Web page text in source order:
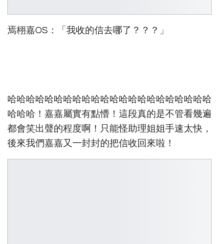
焉栩嘉OS：「我收的信去哪了？？？」
哈哈哈哈哈哈哈哈哈哈哈哈哈哈哈哈哈哈哈哈哈哈
哈哈哈！嘉嘉屬實有點懵！這段真的是不管看幾遍
都會笑出聲的程度啊！只能怪助理姐姐手速太快，
後來我們嘉嘉又一封封的把信收回來啦！